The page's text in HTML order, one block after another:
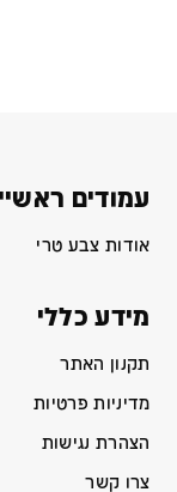
עמודים
אודות צבע טרי
מידע כללי
תקנון האתר
מדיניות פרטיות
הצהרת נגישות
צרו קשר